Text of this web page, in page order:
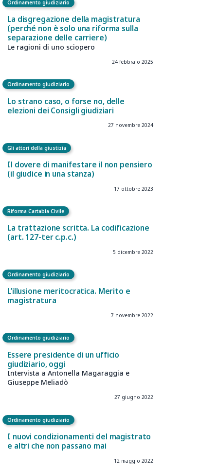
Lavoro e Diritti sociali
Lo sciopero in difesa dell’ordine
costituzionale
3 ottobre 2025
Ordinamento giudiziario
La disgregazione della magistratura
(perché non è solo una riforma sulla
Ordinamento giudiziario
Gli attori della giustizia
Riforma Cartabia Civile
Ordinamento giudiziario
L’illusione meritocratica. Merito e
magistratura
7 novembre 2022
Ordinamento giudiziario
Essere presidente di un ufficio
giudiziario, oggi